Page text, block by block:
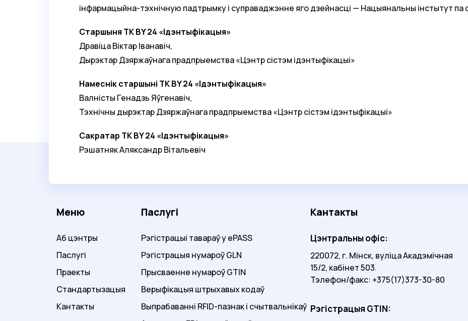
інфармацыйна-тэхнічную падтрымку і суправаджэнне яго дзейнасці — Нацыянальны інстытут па
Старшыня ТК BY 24 «Ідэнтыфікацыя»
Дравіца Віктар Іванавіч,
Дырэктар Дзяржаўнага прадпрыемства «Цэнтр сістэм ідэнтыфікацыі»
Намеснік старшыні ТК BY 24 «Ідэнтыфікацыя»
Валністы Генадзь Яўгенавіч,
Тэхнічны дырэктар Дзяржаўнага прадпрыемства «Цэнтр сістэм ідэнтыфікацыі»
Сакратар ТК BY 24 «Ідэнтыфікацыя»
Рэшатняк Аляксандр Вітальевіч
Меню
Аб цэнтры
Паслугі
Праекты
Стандартызацыя
Кантакты
Паслугі
Рэгістрацыі тавараў у ePASS
Рэгістрацыя нумароў GLN
Прысваенне нумароў GTIN
Верыфікацыя штрыхавых кодаў
Выпрабаванні RFID-пазнак і счытвальнікаў
Кантакты
Цэнтральны офіс:
220072, г. Мінск, вуліца Акадэмічная
15/2, кабінет 503.
Тэлефон/факс: +375(17)373-30-80
Рэгістрацыя GTIN: